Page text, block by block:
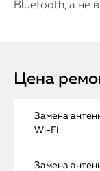
Bluetooth, а не
Цена
Замена
Wi-Fi
Замена